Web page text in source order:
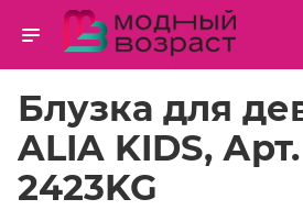
Блузка для
ALIA KIDS, Арт.
2423KG